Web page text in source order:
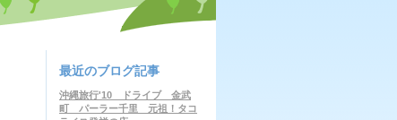
最近のブログ記事
沖縄旅行'10 ドライブ 金武
町 パーラー千里 元祖！タコ